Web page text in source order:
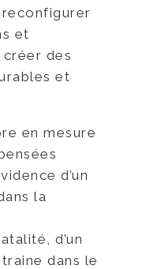
et
des
et
en mesure
d’un
la
d’un
dans le